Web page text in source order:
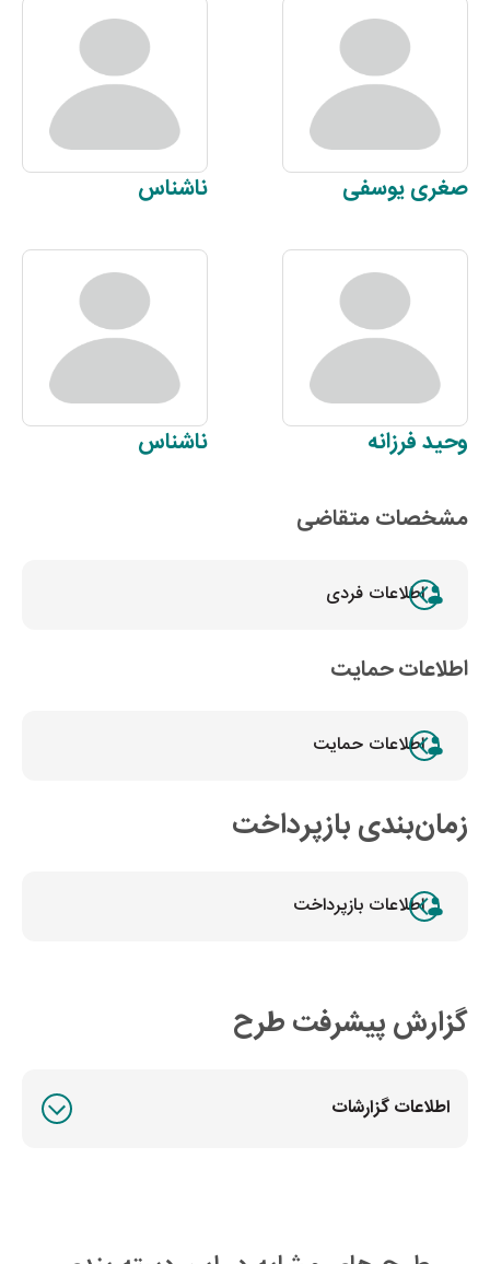
صغرییوسفی ناشناس
وحیدفرزانه ناشناس
مشخصات متقاضی
اطلاعات فردی
اطلاعات حمایت
اطلاعات حمایت
زمان‌بندی بازپرداخت
اطلاعات بازپرداخت
گزارش پیشرفت طرح
اطلاعات گزارشات